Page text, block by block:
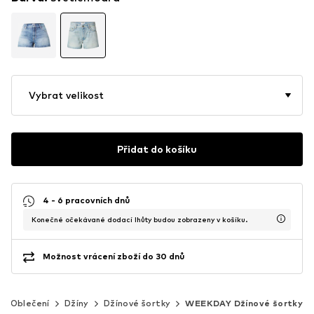
Vybrat velikost
Přidat do košíku
4 - 6 pracovních dnů
Konečné očekávané dodací lhůty budou zobrazeny v košíku.
Možnost vrácení zboží do 30 dnů
Oblečení Džíny Džínové šortky WEEKDAY Džínové šortky